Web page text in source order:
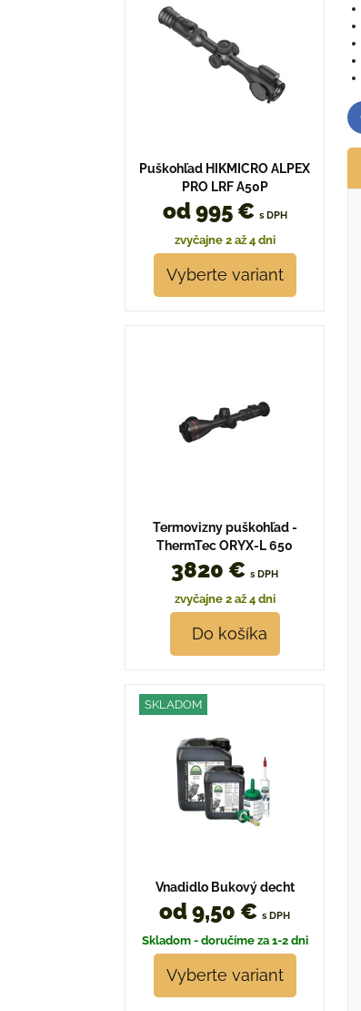
Puškohľad HIKMICRO ALPEX
PRO LRF A50P
od 995 € s DPH
zvyčajne 2 až 4 dni
Vyberte variant
Termovizny puškohľad -
ThermTec ORYX-L 650
3820 € s DPH
zvyčajne 2 až 4 dni
Do košíka
SKLADOM
Vnadidlo Bukový decht
od 9,50 € s DPH
Skladom - doručíme za 1-2 dni
Vyberte variant